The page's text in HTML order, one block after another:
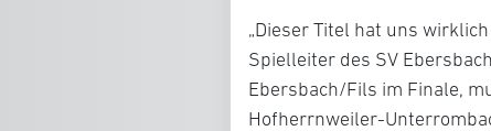
„Dieser Titel hat uns
Spielleiter des SV
Ebersbach/Fils im Finale,
Hofherrnweiler-